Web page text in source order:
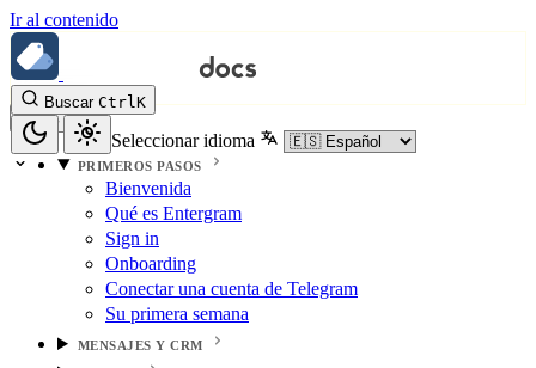
Ir al contenido
Buscar CtrlK
Seleccionar idioma
PRIMEROS PASOS
Bienvenida
Qué es Entergram
Sign in
Onboarding
Conectar una cuenta de Telegram
Su primera semana
MENSAJES Y CRM